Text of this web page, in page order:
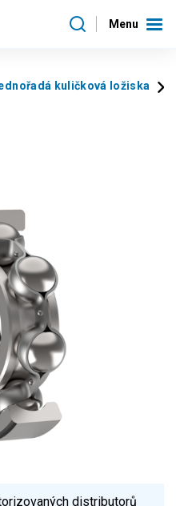
Menu
kuličková ložiska
distributorů